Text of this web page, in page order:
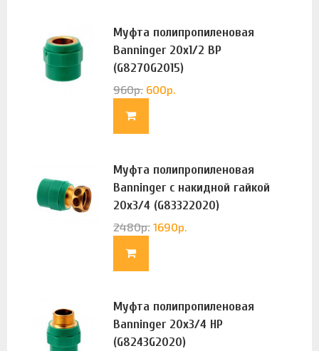
Муфта полипропиленовая
Banninger 20х1/2 ВР
(G8270G2015)
960р. 600р.
Муфта полипропиленовая
Banninger с накидной гайкой
20х3/4 (G83322020)
2480р. 1690р.
Муфта полипропиленовая
Banninger 20х3/4 НР
(G8243G2020)